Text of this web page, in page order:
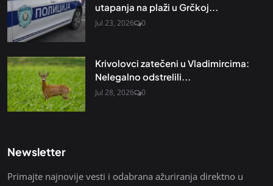
utapanja na plaži u Grčkoj...
Jul 23, 2026 0
Krivolovci zatečeni u Vladimircima:
Nelegalno odstrelili...
Jul 28, 2026 0
Newsletter
Primajte najnovije vesti i odabrana ažuriranja direktno u